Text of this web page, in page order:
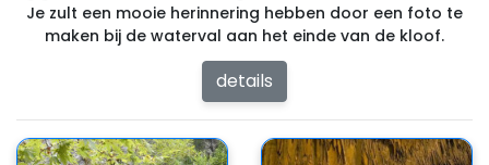
Je zult een mooie herinnering hebben door een foto te
maken bij de waterval aan het einde van de kloof.
details